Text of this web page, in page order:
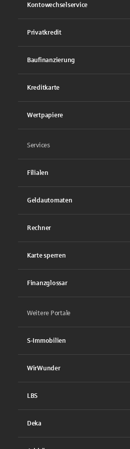
Kontowechselservice
Privatkredit
Baufinanzierung
Kreditkarte
Wertpapiere
Services
Filialen
Geldautomaten
Rechner
Karte sperren
Finanzglossar
Weitere Portale
S-Immobilien
WirWunder
LBS
Deka